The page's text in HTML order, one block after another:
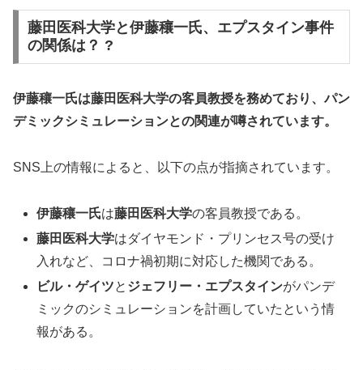
藤田医科大学と伊藤穰一氏、エプスタイン事件
の関係は？ ?
伊藤穰一氏は藤田医科大学の客員教授を務めており、パン
デミックシミュレーションとの関連が噂されています。
SNS上の情報によると、以下の点が指摘されています。
伊藤穰一氏は藤田医科大学の客員教授である。
藤田医科大学はダイヤモンド・プリンセス号の受け
入れなど、コロナ禍初期に対応した機関である。
ビル・ゲイツと ジェフリー・エプスタインがパンデ
ミックのシミュレーションを計画していたという情
報がある。